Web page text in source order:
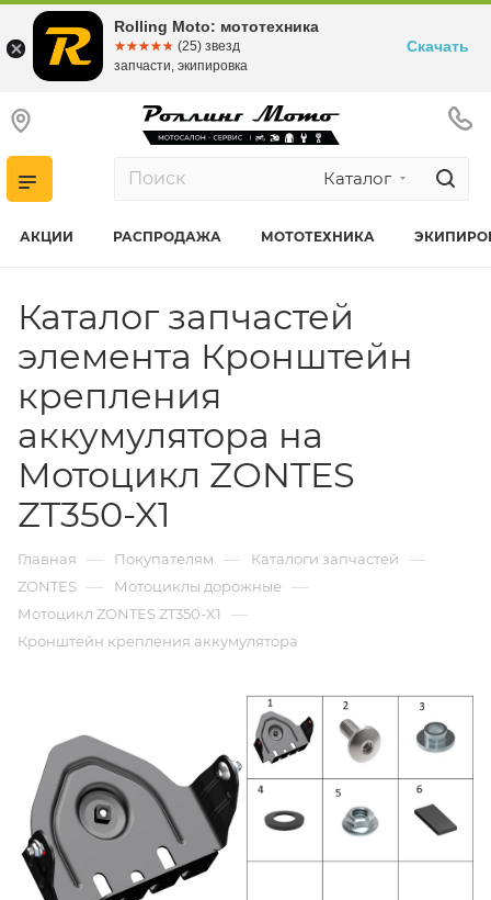
Каталог
АКЦИИ РАСПРОДАЖА МОТОТЕХНИКА
Каталог запчастей
элемента Кронштейн
крепления
аккумулятора на
Мотоцикл ZONTES
ZT350-X1
Главная — Покупателям — Каталоги запчастей —
ZONTES — Мотоциклы дорожные —
Мотоцикл ZONTES ZT350-X1 —
Кронштейн крепления аккумулятора
Rolling Moto: мототехника
☆☆☆☆☆
★★★★★ (25) звезд
запчасти, экипировка
Скачать